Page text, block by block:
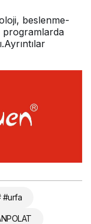
beslenme-
programlarda
#urfa